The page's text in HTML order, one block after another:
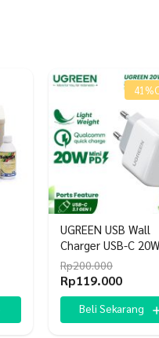
41%
UGREEN USB Wall
Charger USB-C 20W
Mini PD
Rp200.000
Harga
aslinya
adalah:
Rp200.000.
Rp119.000Harga
saat
ini
Beli Sekarang